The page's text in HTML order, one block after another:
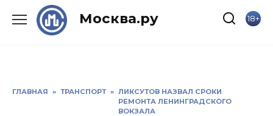
Москва.ру 18+
ГЛАВНАЯ » ТРАНСПОРТ » ЛИКСУТОВ НАЗВАЛ СРОКИ
РЕМОНТА ЛЕНИНГРАДСКОГО
ВОКЗАЛА